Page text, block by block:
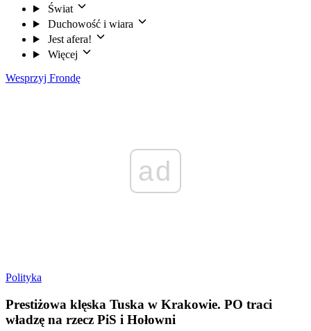
Świat
Duchowość i wiara
Jest afera!
Więcej
Wesprzyj Frondę
ad
Polityka
Prestiżowa klęska Tuska w Krakowie. PO traci
władzę na rzecz PiS i Hołowni